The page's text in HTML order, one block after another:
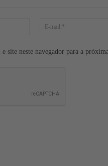
Nome:*
site neste navegador para a